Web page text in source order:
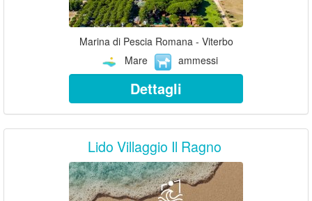
Marina di Pescia Romana - Viterbo
Mare
ammessi
Dettagli
Lido Villaggio Il Ragno